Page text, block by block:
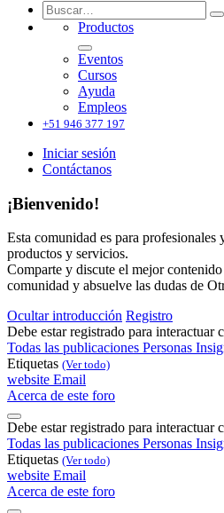
Productos
Eventos
Cursos
Ayuda
Empleos
+51 946 377 197
Iniciar sesión
Contáctanos
¡Bienvenido!
Esta comunidad es para profesionales
productos y servicios.
Comparte y discute el mejor
comunidad y absuelve las dudas de
Ocultar introducción Registro
Debe estar registrado para interactuar
Todas las publicaciones Personas
Etiquetas (Ver todo)
website Email
Acerca de este foro
Debe estar registrado para interactuar
Todas las publicaciones Personas
Etiquetas (Ver todo)
website Email
Acerca de este foro